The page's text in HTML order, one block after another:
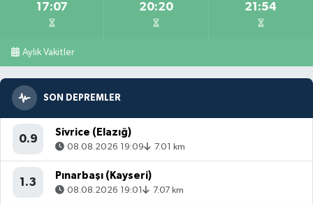
17:07 20:20 21:54
Aylık Vakitler
SON DEPREMLER
0.9
Sivrice (Elazığ)
08.08.2026 19:09 7.01 km
1.3
Pınarbaşı (Kayseri)
08.08.2026 19:01 7.07 km